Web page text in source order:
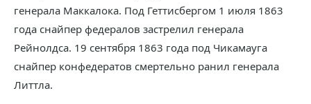
генерала Маккалока. Под Геттисбергом 1 июля 1863
года снайпер федералов застрелил генерала
Рейнолдса. 19 сентября 1863 года под Чикамауга
снайпер конфедератов смертельно ранил генерала
Литтла.